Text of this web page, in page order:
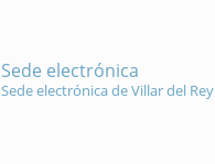
Sede electrónica
Sede electrónica de Villar del Rey